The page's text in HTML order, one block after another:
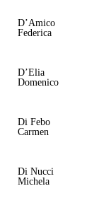
D’Amico
Federica
D’Elia
Domenico
Di Febo
Carmen
Di Nucci
Michela